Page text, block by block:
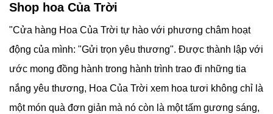
Shop hoa Của Trời
"Cửa hàng Hoa Của Trời tự hào với phương châm hoạt
động của mình: "Gửi trọn yêu thương". Được thành lập với
ước mong đồng hành trong hành trình trao đi những tia
nắng yêu thương, Hoa Của Trời xem hoa tươi không chỉ là
một món quà đơn giản mà nó còn là một tấm gương sáng,